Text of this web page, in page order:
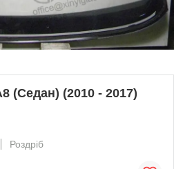
(Седан) (2010 - 2017)
Роздріб